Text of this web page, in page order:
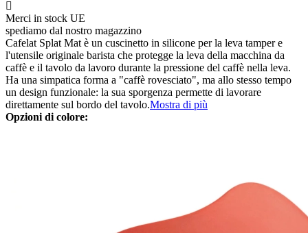
Merci in stock UE
spediamo dal nostro magazzino
Cafelat Splat Mat è un cuscinetto in silicone per la leva tamper e
l'utensile originale barista che protegge la leva della macchina da
caffè e il tavolo da lavoro durante la pressione del caffè nella leva.
Ha una simpatica forma a "caffè rovesciato", ma allo stesso tempo
un design funzionale: la sua sporgenza permette di lavorare
direttamente sul bordo del tavolo.Mostra di più
Opzioni di colore: